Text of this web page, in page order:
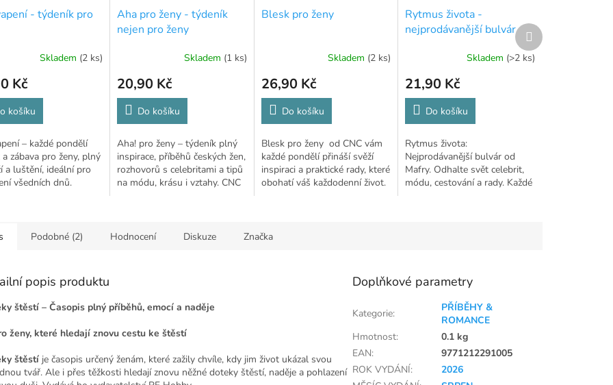
- týdeník pro
Skladem (2 ks)
Kč
košíku
– každé pondělí
zábava pro ženy, plný
a luštění, ideální pro
všedních dnů.
Aha pro ženy - týdeník
nejen pro ženy
Skladem (1 ks)
20,90 Kč
Do košíku
Aha! pro ženy – týdeník plný
inspirace, příběhů českých žen,
rozhovorů s celebritami a tipů
na módu, krásu i vztahy. CNC
Blesk pro ženy
Skladem (2 ks)
26,90 Kč
Do košíku
Blesk pro ženy od CNC vám
každé pondělí přináší svěží
inspiraci a praktické rady, které
obohatí váš každodenní život.
Rytmus života -
nejprodávanější bulvár
Skladem (>2 ks)
21,90 Kč
Do košíku
Rytmus života:
Nejprodávanější bulvár od
Mafry. Odhalte svět celebrit,
módu, cestování a rady. Každé
Další
produkt
Podobné (2) Hodnocení Diskuze Značka
popis produktu
štěstí – Časopis plný příběhů, emocí a naděje
ženy, které hledají znovu cestu ke štěstí
štěstí je časopis určený ženám, které zažily chvíle, kdy jim život ukázal svou
tvář. Ale i přes těžkosti hledají znovu něžné doteky štěstí, naděje a pohlazení
Doplňkové parametry
Kategorie:
PŘÍBĚHY &
ROMANCE
Hmotnost:
0.1 kg
EAN:
9771212291005
ROK VYDÁNÍ:
2026